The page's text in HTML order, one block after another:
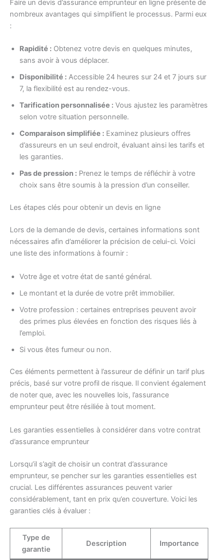
Faire un devis d’assurance emprunteur en ligne présente de
nombreux avantages qui simplifient le processus. Parmi eux
:
Rapidité : Obtenez votre devis en quelques minutes,
sans avoir à vous déplacer.
Disponibilité : Accessible 24 heures sur 24 et 7 jours sur
7, la flexibilité est au rendez-vous.
Tarification personnalisée : Vous ajustez les paramètres
selon votre situation personnelle.
Comparaison simplifiée : Examinez plusieurs offres
d’assureurs en un seul endroit, évaluant ainsi les tarifs et
les garanties.
Pas de pression : Prenez le temps de réfléchir à votre
choix sans être soumis à la pression d’un conseiller.
Les étapes clés pour obtenir un devis en ligne
Lors de la demande de devis, certaines informations sont
nécessaires afin d’améliorer la précision de celui-ci. Voici
une liste des informations à fournir :
Votre âge et votre état de santé général.
Le montant et la durée de votre prêt immobilier.
Votre profession : certaines entreprises peuvent avoir
des primes plus élevées en fonction des risques liés à
l’emploi.
Si vous êtes fumeur ou non.
Ces éléments permettent à l’assureur de définir un tarif plus
précis, basé sur votre profil de risque. Il convient également
de noter que, avec les nouvelles lois, l’assurance
emprunteur peut être résiliée à tout moment.
Les garanties essentielles à considérer dans votre contrat
d’assurance emprunteur
Lorsqu’il s’agit de choisir un contrat d’assurance
emprunteur, se pencher sur les garanties essentielles est
crucial. Les différentes assurances peuvent varier
considérablement, tant en prix qu’en couverture. Voici les
garanties clés à évaluer :
Type de
garantie
Description Importance